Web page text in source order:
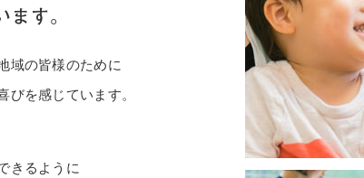
す。
域の皆様のために
びを感じています。
きるように